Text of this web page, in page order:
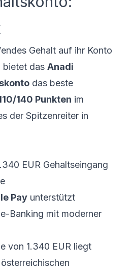
Gehalt auf ihr Konto
bietet das Anadi
das beste
140 Punkten im
der Spitzenreiter in
EUR Gehaltseingang
Pay unterstützt
Banking mit moderner
von 1.340 EUR liegt